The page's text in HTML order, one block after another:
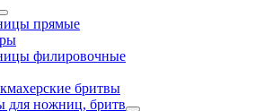
прямые
филировочные
бритвы
для ножниц, бритв